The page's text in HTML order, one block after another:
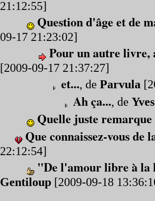
21:12:55]
Question d'âge et de
09-17 21:23:02]
Pour un autre livre,
[2009-09-17 21:37:27]
et..., de Parvula
Ah ça..., de
Quelle juste
Que connaissez-vous de
22:12:54]
"De l'amour libre à
Gentiloup[2009-09-18